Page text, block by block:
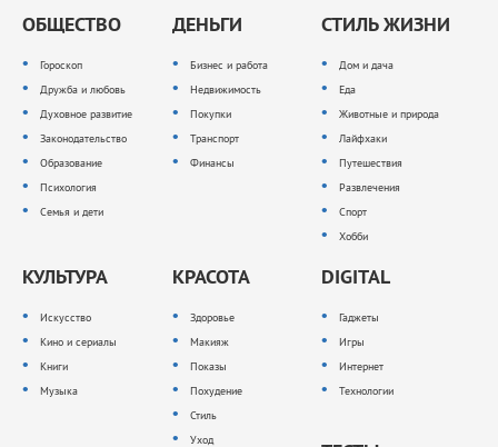
ОБЩЕСТВО
Гороскоп
Дружба и любовь
Духовное развитие
Законодательство
Образование
Психология
Семья и дети
ДЕНЬГИ
Бизнес и работа
Недвижимость
Покупки
Транспорт
Финансы
СТИЛЬ ЖИЗНИ
Дом и дача
Еда
Животные и природа
Лайфхаки
Путешествия
Развлечения
Спорт
Хобби
КУЛЬТУРА
Искусство
Кино и сериалы
Книги
Музыка
КРАСОТА
Здоровье
Макияж
Показы
Похудение
Стиль
Уход
DIGITAL
Гаджеты
Игры
Интернет
Технологии